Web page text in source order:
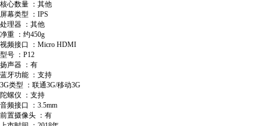
核心数量 ：其他
屏幕类型 ：IPS
处理器 ：其他
净重 ：约450g
视频接口 ：Micro HDMI
型号 ：P12
扬声器 ：有
蓝牙功能 ：支持
3G类型 ：联通3G/移动3G
陀螺仪 ：支持
音频接口 ：3.5mm
前置摄像头 ：有